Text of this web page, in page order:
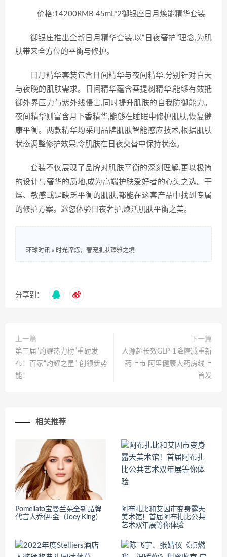
价格:14200RMB 45mL*2御银座日月焕能精华套装
御银座推出全新日月精华套装,以“日夜奢护”理念,为肌
肤带来全方位的平衡与修护。
日月精华套装包含日间精华与夜间精华,分别针对白天
与夜晚的肌肤需求。日间精华蕴含菩提树精华,能够有效抵
御外界压力与紫外线侵害,同时提升肌肤的自我防御能力。
夜间精华则富含月下香精华,能够在睡眠中修护肌肤,恢复健
康平衡。两款精华均采用品牌肌肤智能感应技术,根据肌肤
状态调整修护效果,令肌肤在日夜交替中保持状态。
套装不仅展现了品牌对肌肤平衡的深刻理解,更以极简
的设计与奢华的质地,成为高端护肤爱好者的心头之选。干
燥、敏感或是缺乏平衡的肌肤,都能在这套产品中找到专属
的修护方案。邀您体验日夜奢护,焕活肌肤平衡之美。
环球时讯 » 时光淬炼，奢宠肌肤臻雅之境
分享到：
上一篇
第三届“灼耀热力榜”重磅发
布！百家“灼耀之星” 创领新势
能！
下一篇
人源超长效GLP-1降糖减重新
药上市 阿里健康大药房线上
首发
相关推荐
Pomellato宝曼兰朵全新品牌
代言人乔伊·金（Joey King）
阿布扎比和艾因市变身露天
美术馆！首届阿布扎比公共
艺术双年展等你体验